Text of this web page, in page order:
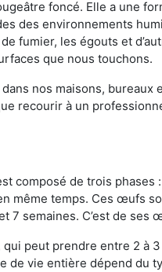
foncé. Elle a une
des environnements
fumier, les égouts et
que nous touchons.
nos maisons, bureaux
recourir à un
composé de trois phases
même temps. Ces œufs
semaines. C’est de ses
peut prendre entre 2 à
vie entière dépend du